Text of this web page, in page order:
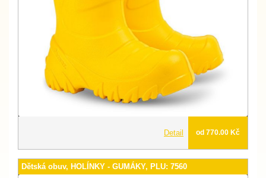
Detail od 770.00 Kč
Dětská obuv, HOLÍNKY - GUMÁKY, PLU: 7560